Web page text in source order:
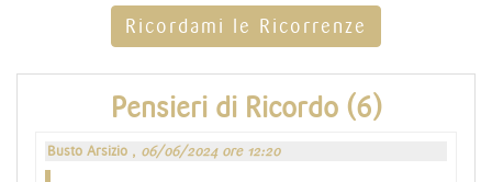
Ricordami le Ricorrenze
Pensieri di Ricordo (6)
Busto Arsizio , 06/06/2024 ore 12:20